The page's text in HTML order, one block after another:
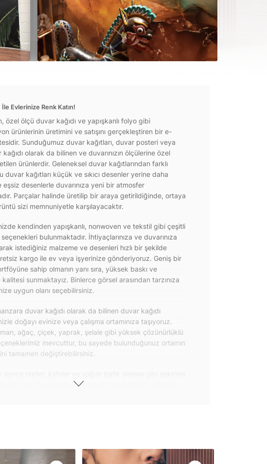
Evlerinize Renk Katın!
özel ölçü duvar kağıdı ve yapışkanlı folyo gibi
ürünlerinin üretimini ve satışını gerçekleştiren bir e-
Sunduğumuz duvar kağıtları, duvar posteri veya
olarak da bilinen ve duvarınızın ölçülerine özel
ürünlerdir. Geleneksel duvar kağıtlarından farklı
duvar kağıtları küçük ve sıkıcı desenler yerine daha
eşsiz desenlerle duvarınıza yeni bir atmosfer
Parçalar halinde üretilip bir araya getirildiğinde, ortaya
sizi memnuniyetle karşılayacaktır.
kendinden yapışkanlı, nonwoven ve tekstil gibi çeşitli
bulunmaktadır. İhtiyaçlarınıza ve duvarınıza
istediğiniz malzeme ve desenleri hızlı bir şekilde
kargo ile ev veya işyerinize gönderiyoruz. Geniş bir
sahip olmanın yanı sıra, yüksek baskı ve
sunmaktayız. Binlerce görsel arasından tarzınıza
uygun olanı seçebilirsiniz.
duvar kağıdı olarak da bilinen duvar kağıdı
doğayı evinize veya çalışma ortamınıza taşıyoruz.
ağaç, çiçek, yaprak, şelale gibi yüksek çözünürlüklü
mevcuttur, bu sayede bulunduğunuz ortamın
tamamen değiştirebilirsiniz.
de proje duvar kağıdı çözümleri sunmaktadır. Yanmaz
folyolarımız da geniş kullanım amacına sahiptir. Bu
masa, çekmece, dolap kapakları gibi